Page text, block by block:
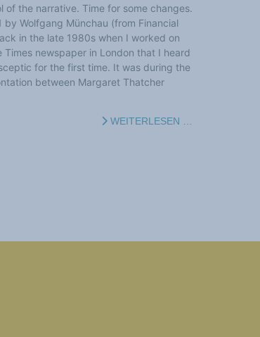
of the narrative. Time for some changes.
by Wolfgang Münchau (from Financial
in the late 1980s when I worked on
newspaper in London that I heard
for the first time. It was during the
between Margaret Thatcher
WEITERLESEN …